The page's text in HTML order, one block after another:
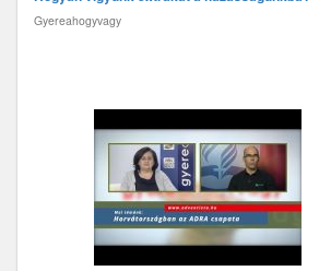
Gyereahogyvagy